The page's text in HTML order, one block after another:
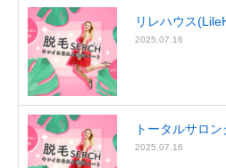
リレハウス
2025.07.16
トータルサロ
2025.07.16